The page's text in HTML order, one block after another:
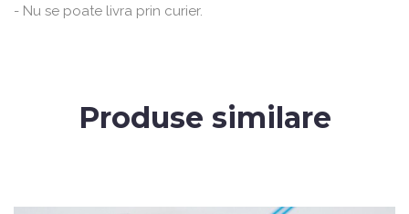
- Nu se poate livra prin curier.
Produse similare